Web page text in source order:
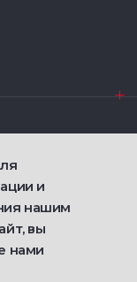
и
нашим
вы
нами